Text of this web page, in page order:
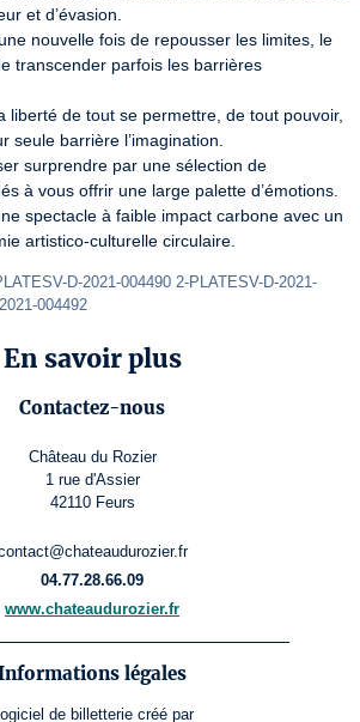
et d’évasion.
nouvelle fois de repousser les limites, le
transcender parfois les barrières
liberté de tout se permettre, de tout pouvoir,
seule barrière l’imagination.
surprendre par une sélection de
à vous offrir une large palette d’émotions.
spectacle à faible impact carbone avec un
artistico-culturelle circulaire.
D-2021-004490 2-PLATESV-D-2021-
004492
En savoir plus
Contactez-nous
Château du Rozier
1 rue d'Assier
42110 Feurs
04.77.28.66.09
www.chateaudurozier.fr
légales
de billetterie créé par